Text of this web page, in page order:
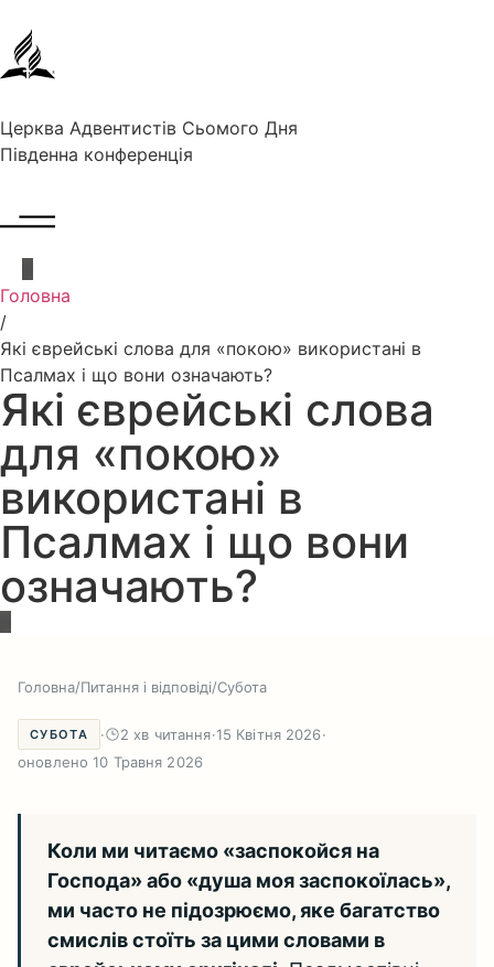
Церква Адвентистів Сьомого Дня
Південна конференція
Головна
/
Які єврейські слова для «покою» використані в
Псалмах і що вони означають?
Які єврейські слова
для «покою»
використані в
Псалмах і що вони
означають?
Головна/Питання і відповіді/Субота
СУБОТА · 2 хв читання·15 Квітня 2026·
оновлено 10 Травня 2026
Коли ми читаємо «заспокойся на
Господа» або «душа моя заспокоїлась»,
ми часто не підозрюємо, яке багатство
смислів стоїть за цими словами в